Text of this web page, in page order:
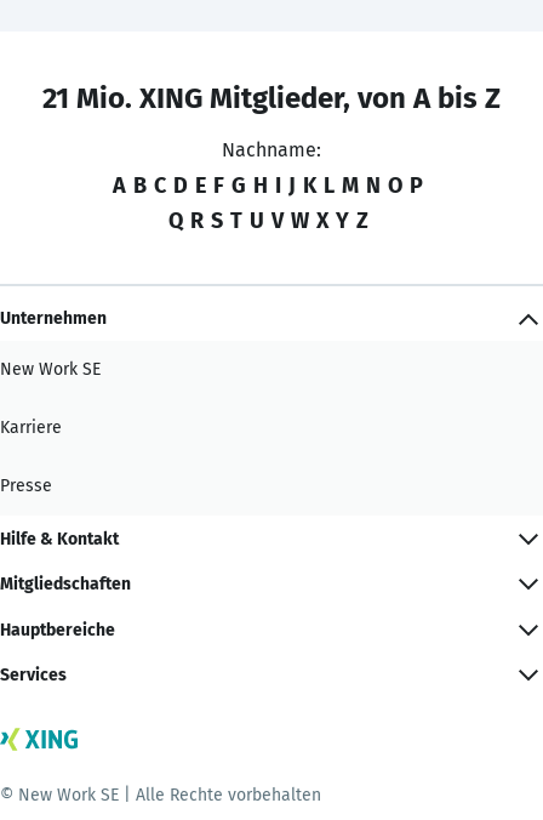
21 Mio. XING Mitglieder, von A bis Z
Nachname:
A B C D E F G H I J K L M N O P
Q R S T U V W X Y Z
Unternehmen
New Work SE
Karriere
Presse
Hilfe & Kontakt
Mitgliedschaften
Hauptbereiche
Services
© New Work SE | Alle Rechte vorbehalten